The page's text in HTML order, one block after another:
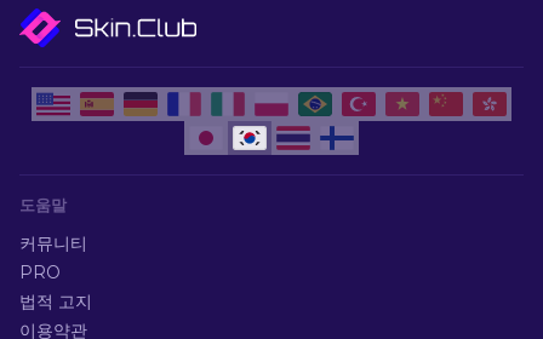
도움말
커뮤니티
PRO
법적 고지
이용약관